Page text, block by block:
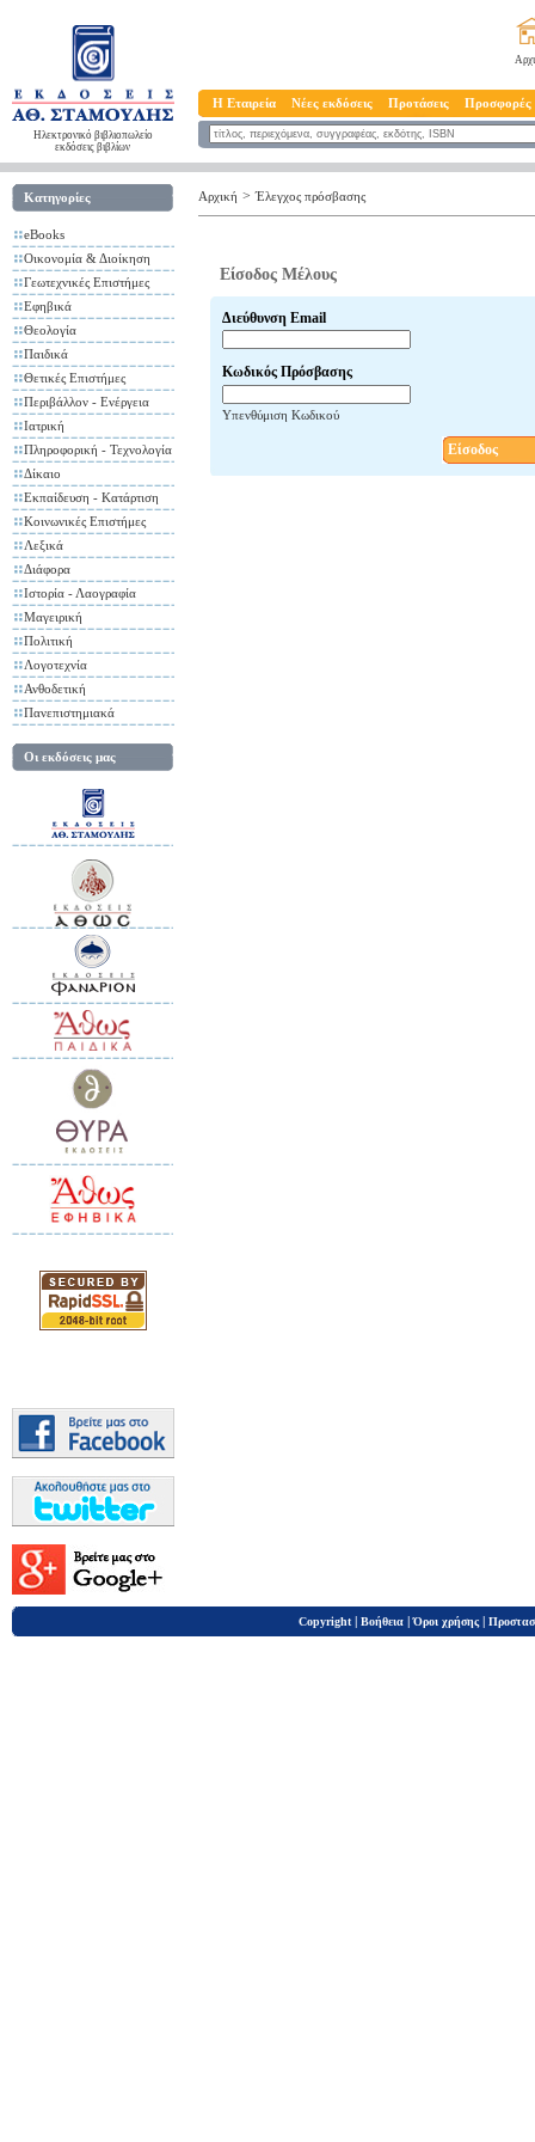
Ηλεκτρονικό βιβλιοπωλείο
εκδόσεις βιβλίων
Η Εταιρεία Νέες εκδόσεις Προτάσεις Προσφορές
Κατηγορίες
eBooks
Οικονομία & Διοίκηση
Γεωτεχνικές Επιστήμες
Εφηβικά
Θεολογία
Παιδικά
Θετικές Επιστήμες
Περιβάλλον - Ενέργεια
Ιατρική
Πληροφορική - Τεχνολογία
Δίκαιο
Εκπαίδευση - Κατάρτιση
Κοινωνικές Επιστήμες
Λεξικά
Διάφορα
Ιστορία - Λαογραφία
Μαγειρική
Πολιτική
Λογοτεχνία
Ανθοδετική
Πανεπιστημιακά
Οι εκδόσεις μας
Αρχική > Έλεγχος πρόσβασης
Είσοδος Μέλους
Διεύθυνση Email
Κωδικός Πρόσβασης
Υπενθύμιση Κωδικού
Είσοδος
Copyright | Βοήθεια |Όροι χρήσης |